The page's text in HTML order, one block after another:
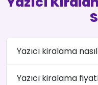
Yazıcı kiralama
Yazıcı kiralama